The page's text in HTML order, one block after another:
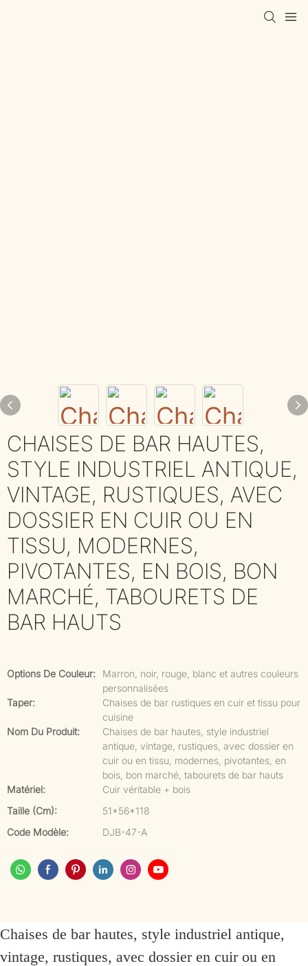
CHAISES DE BAR HAUTES,
STYLE INDUSTRIEL ANTIQUE,
VINTAGE, RUSTIQUES, AVEC
DOSSIER EN CUIR OU EN
TISSU, MODERNES,
PIVOTANTES, EN BOIS, BON
MARCHÉ, TABOURETS DE
BAR HAUTS
Options De Couleur:
Marron, noir, rouge, blanc et autres couleurs
personnalisées
Taper:
Chaises de bar rustiques en cuir et tissu pour
cuisine
Nom Du Produit:
Chaises de bar hautes, style industriel
antique, vintage, rustiques, avec dossier en
cuir ou en tissu, modernes, pivotantes, en
bois, bon marché, tabourets de bar hauts
Matériel:
Cuir véritable + bois
Taille (cm):
51*56*118
Code Modèle:
DJB-47-A
Chaises de bar hautes, style industriel antique,
vintage, rustiques, avec dossier en cuir ou en